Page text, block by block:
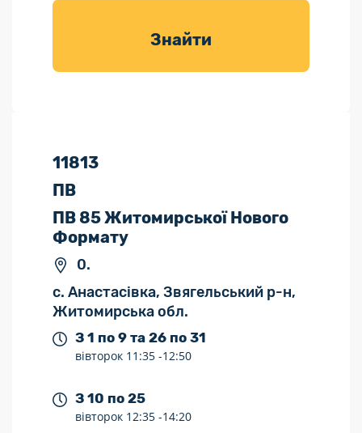
товарів для
Знайти
11813
ПВ
ПВ 85 Житомирської Нового
Формату
0.
с. Анастасівка, Звягельський р-н,
Житомирська обл.
З 1 по 9 та 26 по 31
вівторок 11:35 -12:50
З 10 по 25
вівторок 12:35 -14:20